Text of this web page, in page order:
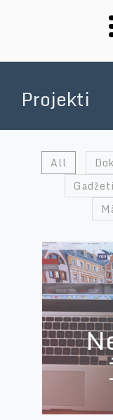
Projekti
All
Gadžeti